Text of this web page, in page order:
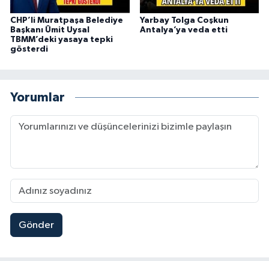
CHP’li Muratpaşa Belediye
Başkanı Ümit Uysal
TBMM’deki yasaya tepki
gösterdi
Yarbay Tolga Coşkun
Antalya’ya veda etti
Yorumlar
Gönder